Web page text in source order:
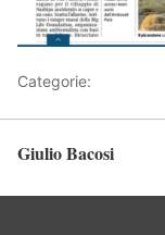
Categorie:
Giulio Bacosi